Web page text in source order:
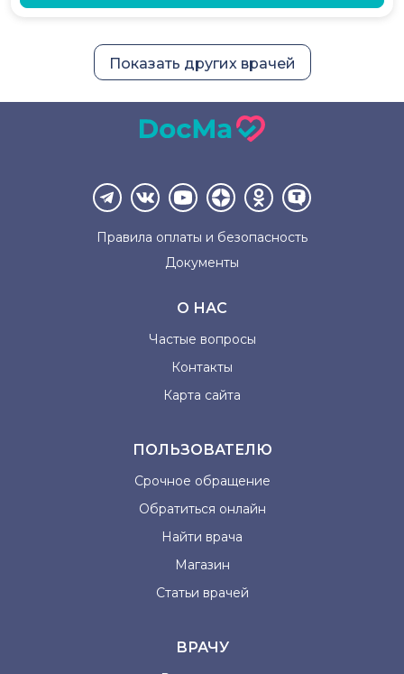
Показать других врачей
Правила оплаты и безопасность
Документы
О НАС
Частые вопросы
Контакты
Карта сайта
ПОЛЬЗОВАТЕЛЮ
Срочное обращение
Обратиться онлайн
Найти врача
Магазин
Статьи врачей
ВРАЧУ